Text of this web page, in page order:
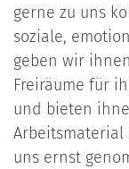
gerne zu uns
soziale,
geben wir
Freiräume für
und bieten
Arbeitsmaterial
uns ernst